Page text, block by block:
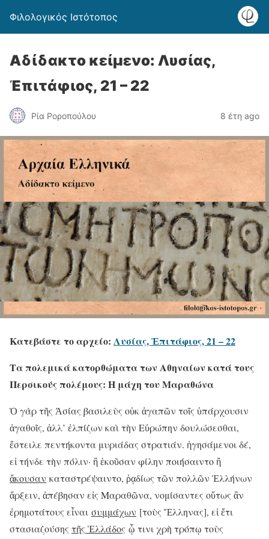
Φιλολογικός Ιστότοπος
Αδίδακτο κείμενο: Λυσίας,
Ἐπιτάφιος, 21 – 22
Ρία Ροροπούλου 8 έτη ago
Κατεβάστε το αρχείο: Λυσίας, Ἐπιτάφιος, 21 – 22
Τα πολεμικά κατορθώματα των Αθηναίων κατά τους
Περσικούς πολέμους: Η μάχη του Μαραθώνα
Ὁ γὰρ τῆς Ἀσίας βασιλεὺς οὐκ ἀγαπῶν τοῖς ὑπάρχουσιν
ἀγαθοῖς, ἀλλ’ ἐλπίζων καὶ τὴν Εὐρώπην δουλώσεσθαι,
ἔστειλε πεντήκοντα μυριάδας στρατιάν. ἡγησάμενοι δέ,
εἰ τήνδε τὴν πόλιν· ἢ ἑκοῦσαν φίλην ποιήσαιντο ἢ
ἄκουσαν καταστρέψαιντο, ῥᾳδίως τῶν πολλῶν Ἑλλήνων
ἄρξειν, ἀπέβησαν εἰς Μαραθῶνα, νομίσαντες οὕτως ἂν
ἐρημοτάτους εἶναι συμμάχων [τοὺς Ἕλληνας], εἰ ἔτι
στασιαζούσης τῆς Ἑλλάδος ᾧ τινι χρὴ τρόπῳ τοὺς